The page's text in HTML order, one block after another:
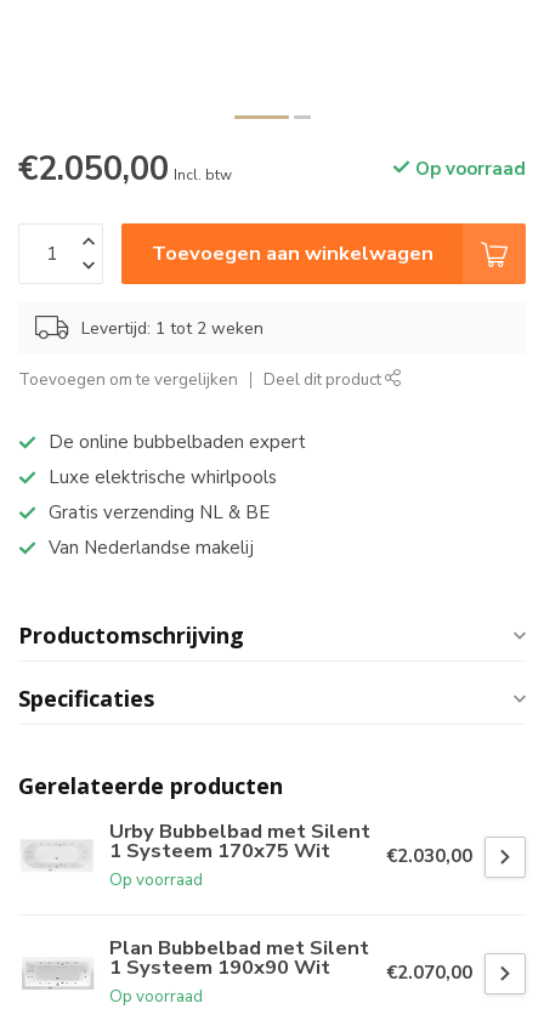
€2.050,00 Incl. btw Op voorraad
Toevoegen aan winkelwagen
Levertijd: 1 tot 2 weken
Toevoegen om te vergelijken Deel dit product
De online bubbelbaden expert
Luxe elektrische whirlpools
Gratis verzending NL & BE
Van Nederlandse makelij
Productomschrijving
Specificaties
Gerelateerde producten
Urby Bubbelbad met Silent
1 Systeem 170x75 Wit
Op voorraad
€2.030,00
Plan Bubbelbad met Silent
1 Systeem 190x90 Wit
Op voorraad
€2.070,00